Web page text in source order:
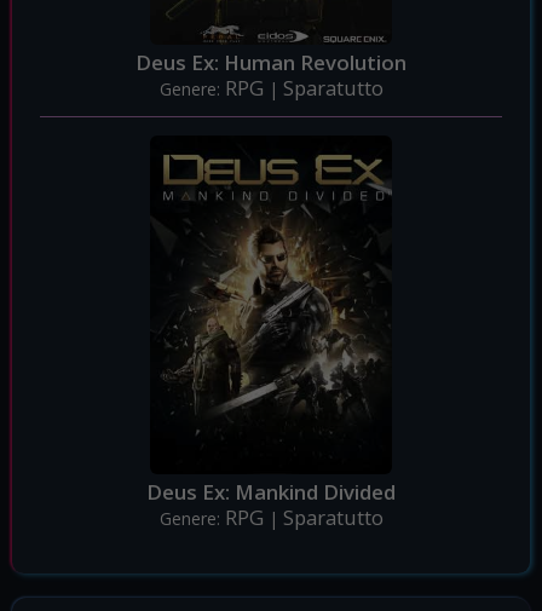
Deus Ex: Human Revolution
Genere: RPG | Sparatutto
Deus Ex: Mankind Divided
Genere: RPG | Sparatutto